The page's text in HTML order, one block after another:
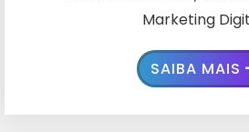
Marketing
SAIBA MAIS